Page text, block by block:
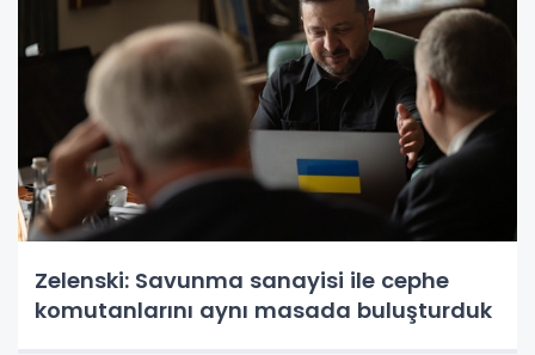
Zelenski: Savunma sanayisi ile cephe
komutanlarını aynı masada buluşturduk